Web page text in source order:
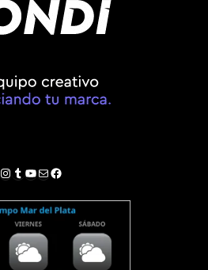
Instagram
Tumblr
YouTube
Correo electrónico
Facebook